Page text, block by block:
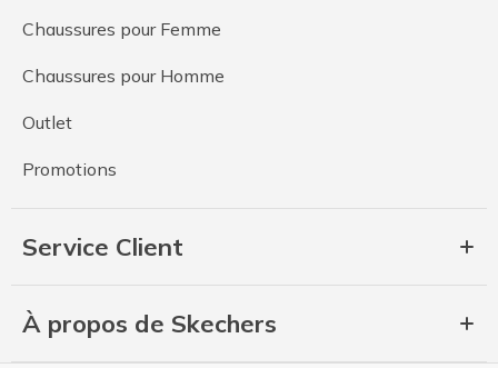
Chaussures pour Femme
Chaussures pour Homme
Outlet
Promotions
Service Client
À propos de Skechers